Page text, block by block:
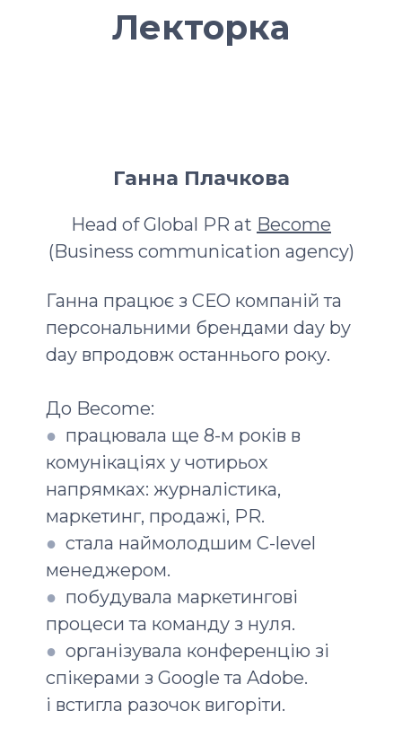
Лекторка
Ганна Плачкова
Head of Global PR at Become
(Business communication agency)
Ганна працює з СЕО компаній та
персональними брендами day by
day впродовж останнього року.
До Become:
● працювала ще 8-м років в
комунікаціях у чотирьох
напрямках: журналістика,
маркетинг, продажі, PR.
● стала наймолодшим С-level
менеджером.
● побудувала маркетингові
процеси та команду з нуля.
● організувала конференцію зі
спікерами з Google та Adobe.
і встигла разочок вигоріти.